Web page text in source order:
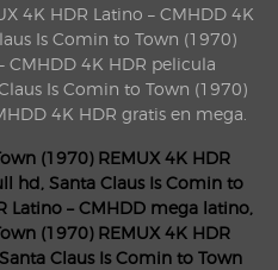
4K HDR Latino – CMHDD 4K
Is Comin to Town (1970)
CMHDD 4K HDR pelicula
Is Comin to Town (1970)
4K HDR gratis en mega.
(1970) REMUX 4K HDR
hd, Santa Claus Is Comin to
Latino – CMHDD mega latino,
(1970) REMUX 4K HDR
Claus Is Comin to Town